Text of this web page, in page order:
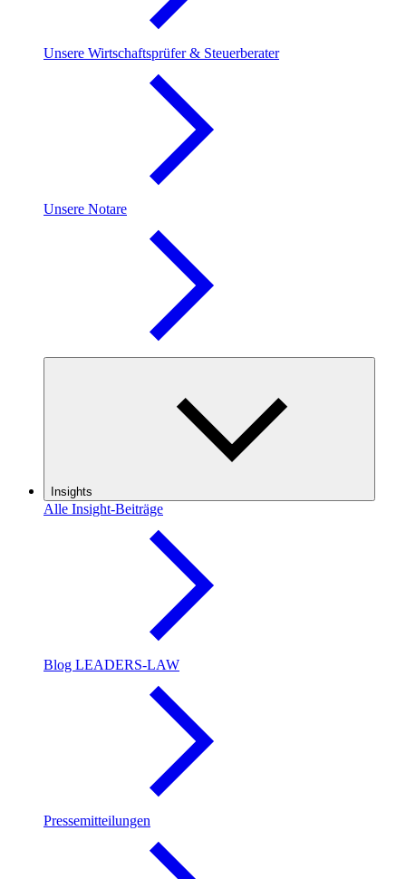
Unsere Wirtschaftsprüfer & Steuerberater
Unsere Notare
Insights
Alle Insight-Beiträge
Blog LEADERS-LAW
Pressemitteilungen